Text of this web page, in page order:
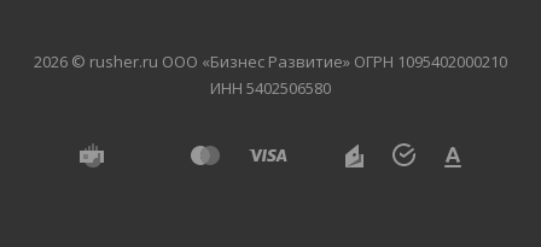
2026 © rusher.ru ООО «Бизнес Развитие» ОГРН 1095402000210
ИНН 5402506580